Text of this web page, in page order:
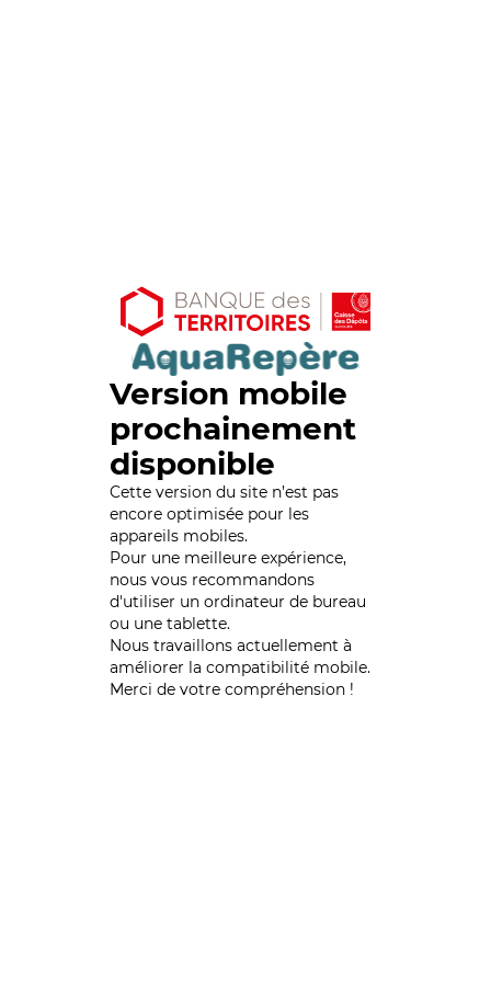
Version mobile
prochainement
disponible
Cette version du site n’est pas
encore optimisée pour les
appareils mobiles.
Pour une meilleure expérience,
nous vous recommandons
d'utiliser un ordinateur de bureau
ou une tablette.
Nous travaillons actuellement à
améliorer la compatibilité mobile.
Merci de votre compréhension !